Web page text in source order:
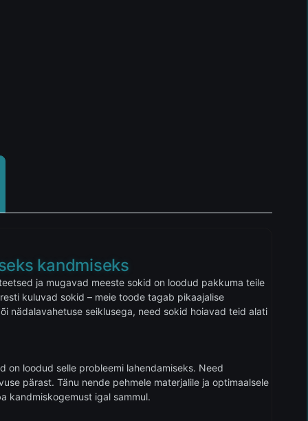
kandmiseks
ja mugavad meeste sokid on loodud pakkuma teile
kuluvad sokid – meie toode tagab pikaajalise
nädalavahetuse seiklusega, need sokid hoiavad teid alati
on loodud selle probleemi lahendamiseks. Need
pärast. Tänu nende pehmele materjalile ja optimaalsele
kandmiskogemust igal sammul.